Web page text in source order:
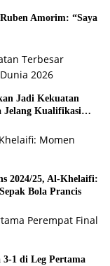
Amorim: “Saya
Jadi Kekuatan
Jelang Kualifikasi
2024/25, Al-Khelaifi:
Bola Prancis
1 di Leg Pertama